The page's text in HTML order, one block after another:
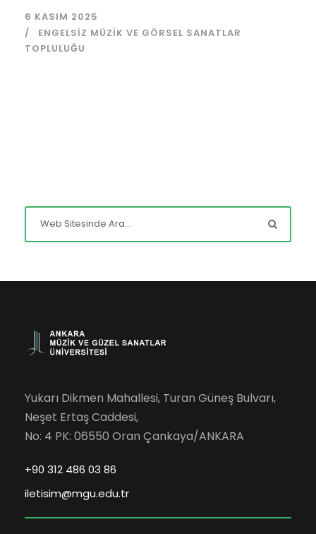
6 KASIM 2025
ENGELSIZ MÜZIK VE GÖRSEL SANATLAR
TOPLULUĞU
Yukarı Dikmen Mahallesi, Turan Güneş Bulvarı,
Neşet Ertaş Caddesi,
No: 4 PK: 06550 Oran Çankaya/ANKARA
+90 312 486 03 86
iletisim@mgu.edu.tr